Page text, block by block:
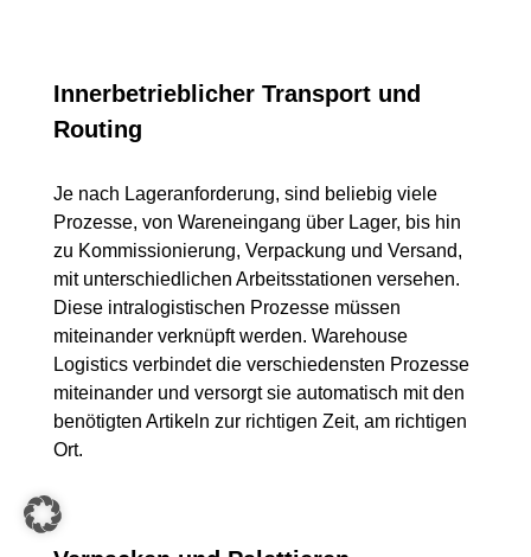
Innerbetrieblicher Transport und
Routing
Je nach Lageranforderung, sind beliebig viele
Prozesse, von Wareneingang über Lager, bis hin
zu Kommissionierung, Verpackung und Versand,
mit unterschiedlichen Arbeitsstationen versehen.
Diese intralogistischen Prozesse müssen
miteinander verknüpft werden. Warehouse
Logistics verbindet die verschiedensten Prozesse
miteinander und versorgt sie automatisch mit den
benötigten Artikeln zur richtigen Zeit, am richtigen
Ort.